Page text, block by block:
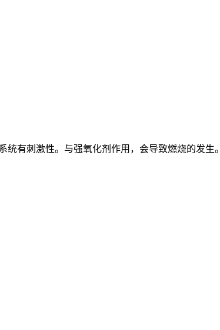
有刺激性。与强氧化剂作用，会导致燃烧的发生。